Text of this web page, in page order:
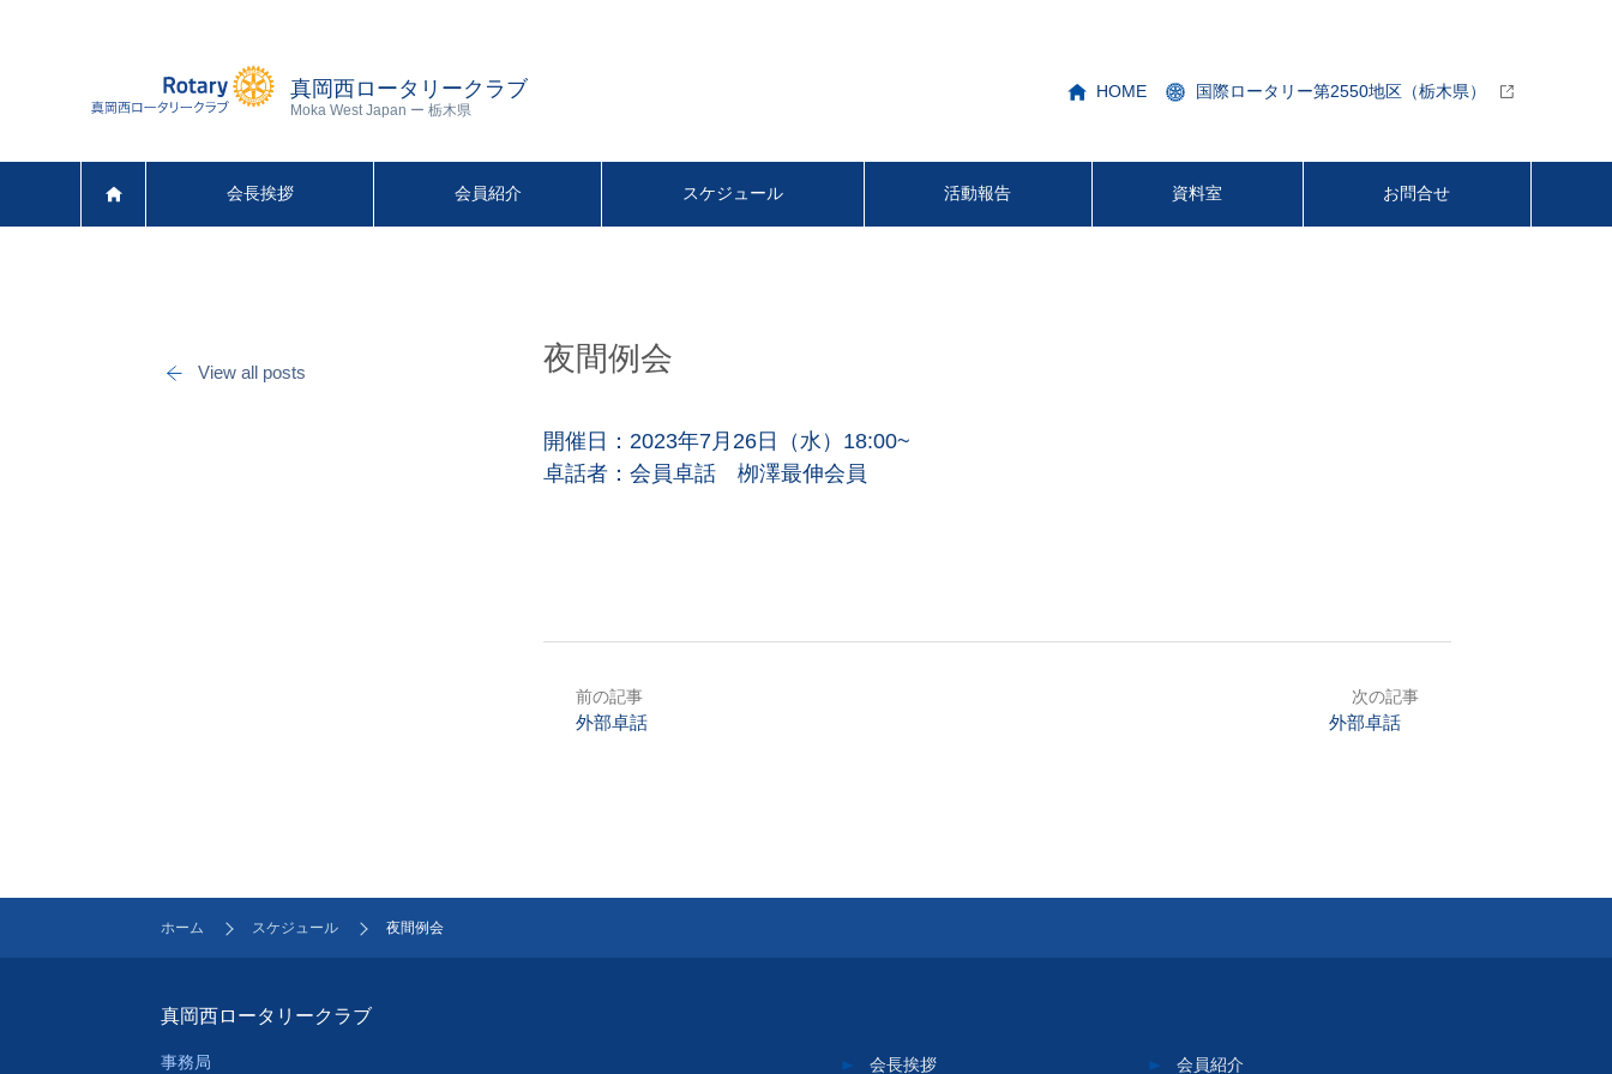
真岡西ロータリークラブ
Moka West Japan ー 栃木県
HOME 国際ロータリー第2550地区（栃木県）
会長挨拶 会員紹介 スケジュール 活動報告 資料室 お問合せ
夜間例会
開催日：2023年7月26日（水）18:00~
卓話者：会員卓話 栁澤最伸会員
前の記事
外部卓話
次の記事
外部卓話
View all posts
ホーム スケジュール 夜間例会
真岡西ロータリークラブ
事務局 会長挨拶 会員紹介